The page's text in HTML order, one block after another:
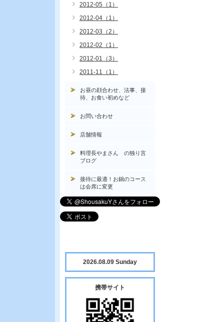
2012-05（1）
2012-04（1）
2012-03（2）
2012-02（1）
2012-01（3）
2011-11（1）
お昼の顔合わせ、法事、接
待、お食い初めなど
お問い合わせ
店舗情報
料理長やまさん の独り言
ブログ
接待に最適！お鍋のコース
は会席に変更
2026.08.09 Sunday
携帯サイト